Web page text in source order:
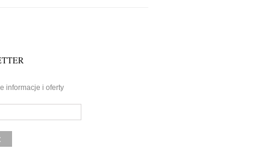
informacje i oferty